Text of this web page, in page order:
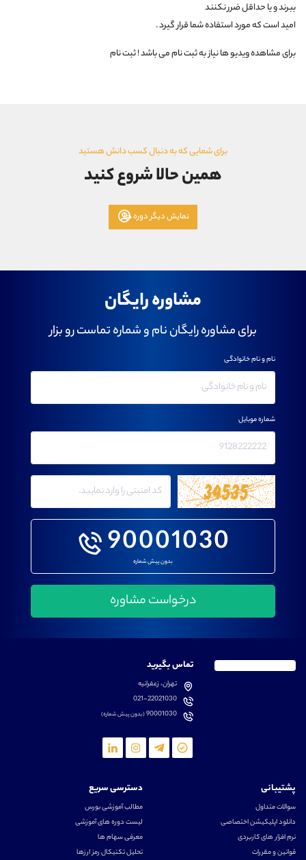
ببرند و یا حداقل ضرر نکنند
امید است که مورد استفاده شما قرار گیرد .
برای مشاهده ویدیو ها نیاز به ثبت نام می باشد !ثبت نام
برای شمایی که به دنبال کسب دانش هستید
همین حالا شروع کنید
نمایش دیگر دوره ها
مشاوره رایگان
برای مشاوره رایگان نام و شماره تماست رو بزار
90001030
بدون پیش شماره
نام و نام خانوادگی
شماره موبایل
تماس بگیرید
تهران، زعفرانیه
021-22021030
90001030(بدون پیش شماره)
پشتیبانی
سوالات متداول
دانلود اپلیکیشن اختصاصی
نرم افزار های کاربردی
قوانین و مقررات
دسترسی سریع
مطالب آموزشی بورس
لیست دوره های آموزشی
معرفی سهام ها
تحلیل تکنیکال رمز ارزها